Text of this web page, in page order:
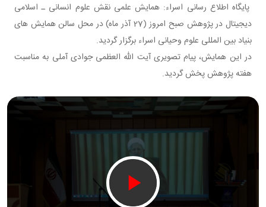
پایگاه اطلاع رسانی اسراء: همایش علمی نقش علوم انسانی ـ اسلامی
دیجیتال در پژوهش صبح امروز (27 آذر ماه) در محل سالن همایش های
بنیاد بین المللی علوم وحیانی اسراء برگزار گردید.
در این همایش، پیام تصویری آیت الله العظمی جوادی آملی به مناسبت
هفته پژوهش پخش گردید.